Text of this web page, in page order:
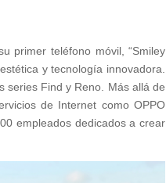
primer teléfono móvil, “Smiley
y tecnología innovadora.
series Find y Reno. Más allá de
de Internet como OPPO
empleados dedicados a crear